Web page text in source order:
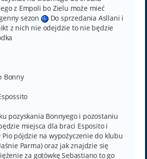
z Empoli bo Zielu może mieć
sezon
Do sprzedania Asllani i
z nich nie odejdzie to nie będzie
Bonny
pozyskania Bonnyego i pozostaniu
miejsca dla braci Esposito i
Pio pójdzie na wypożyczenie do klubu
Parma) oraz jak znajdzie się
za gotówkę Sebastiano to go